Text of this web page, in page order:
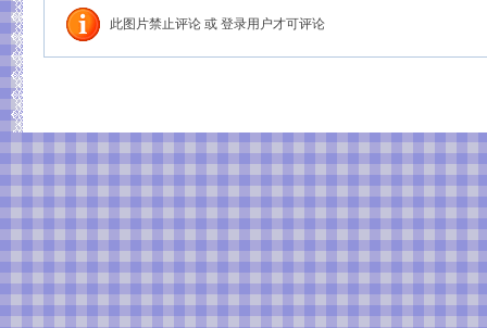
此图片禁止评论 或 登录用户才可评论